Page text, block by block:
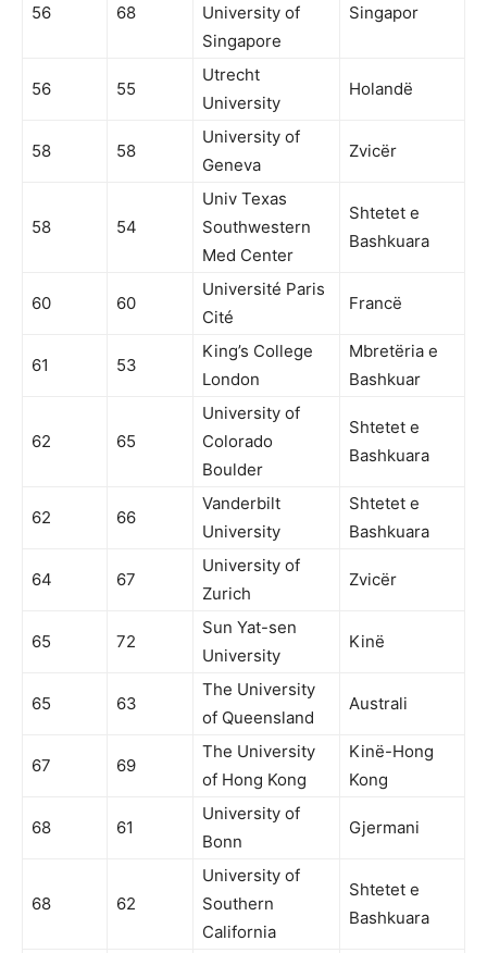
56 68
University of
Singapore
Singapor
56 55
Utrecht
University
Holandë
58 58
University of
Geneva
Zvicër
58 54
Univ Texas
Southwestern
Med Center
Shtetet e
Bashkuara
60 60
Université Paris
Cité
Francë
61 53
King’s College
London
Mbretëria e
Bashkuar
62 65
University of
Colorado
Boulder
Shtetet e
Bashkuara
62 66
Vanderbilt
University
Shtetet e
Bashkuara
64 67
University of
Zurich
Zvicër
65 72
Sun Yat-sen
University
Kinë
65 63
The University
of Queensland
Australi
67 69
The University
of Hong Kong
Kinë-Hong
Kong
68 61
University of
Bonn
Gjermani
68 62
University of
Southern
California
Shtetet e
Bashkuara